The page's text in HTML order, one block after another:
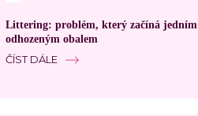
Littering: problém, který začíná jedním
odhozeným obalem
ČÍST DÁLE